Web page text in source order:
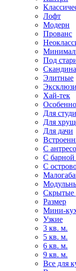
Лофт
Модерн
Прованс
Под
Элитные
Хай-тек
Для
Для
Для дачи
С
С барной
С
Скрытые
Размер
Мини-
Узкие
3 кв. м.
5 кв. м.
6 кв. м.
9 кв. м.
Все для